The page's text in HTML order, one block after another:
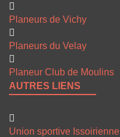
Planeurs de Vichy
Planeurs du Velay
Planeur Club de Moulins
AUTRES LIENS
Union sportive Issoirienne